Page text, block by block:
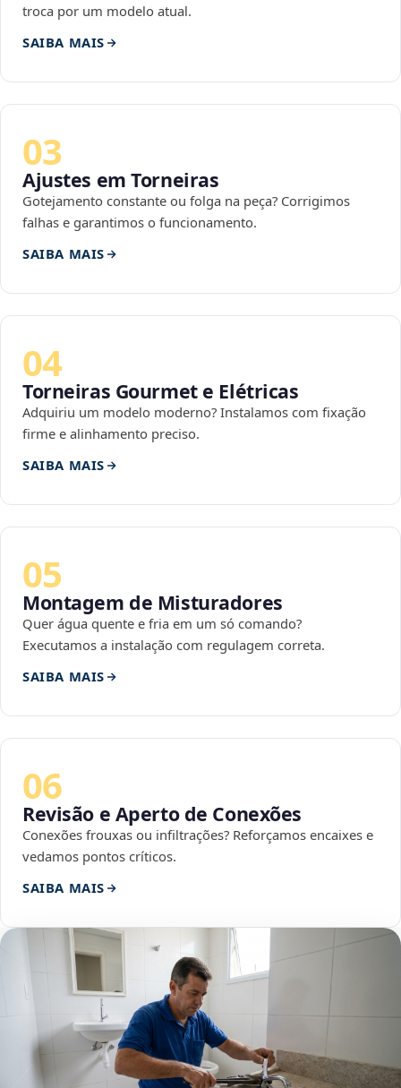
troca por um modelo atual.
SAIBA MAIS
03
Ajustes em Torneiras
Gotejamento constante ou folga na peça? Corrigimos
falhas e garantimos o funcionamento.
SAIBA MAIS
04
Torneiras Gourmet e Elétricas
Adquiriu um modelo moderno? Instalamos com fixação
firme e alinhamento preciso.
SAIBA MAIS
05
Montagem de Misturadores
Quer água quente e fria em um só comando?
Executamos a instalação com regulagem correta.
SAIBA MAIS
06
Revisão e Aperto de Conexões
Conexões frouxas ou infiltrações? Reforçamos encaixes e
vedamos pontos críticos.
SAIBA MAIS